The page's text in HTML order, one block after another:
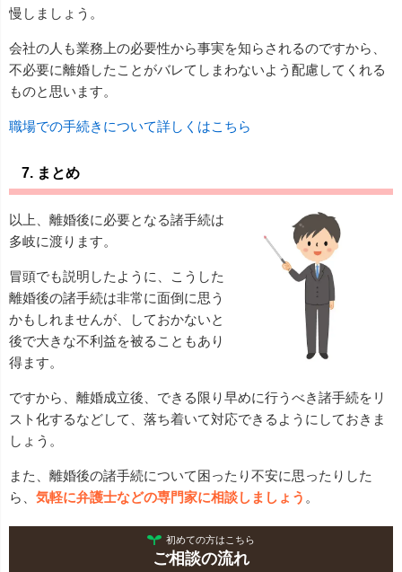
慢しましょう。
会社の人も業務上の必要性から事実を知らされるのですから、
不必要に離婚したことがバレてしまわないよう配慮してくれる
ものと思います。
職場での手続きについて詳しくはこちら
7. まとめ
以上、離婚後に必要となる諸手続は
多岐に渡ります。
冒頭でも説明したように、こうした
離婚後の諸手続は非常に面倒に思う
かもしれませんが、しておかないと
後で大きな不利益を被ることもあり
得ます。
ですから、離婚成立後、できる限り早めに行うべき諸手続をリ
スト化するなどして、落ち着いて対応できるようにしておきま
しょう。
また、離婚後の諸手続について困ったり不安に思ったりした
ら、 気軽に弁護士などの専門家に相談しましょう 。
初めての方はこちら
ご相談の流れ